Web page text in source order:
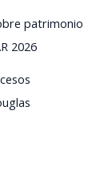
patrimonio
2026